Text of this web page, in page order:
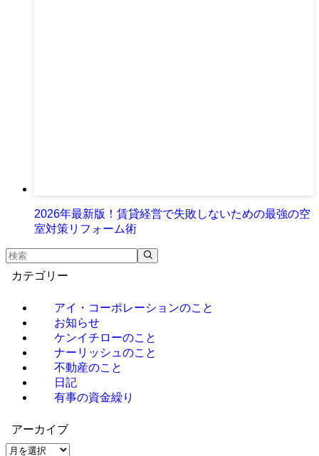
2026年最新版！賃貸経営で失敗しないための最強の空
室対策リフォーム術
カテゴリー
アイ・コーポレーションのこと
お知らせ
ケンイチローのこと
ナーリッシュのこと
不動産のこと
日記
有事の資金繰り
アーカイブ
ア